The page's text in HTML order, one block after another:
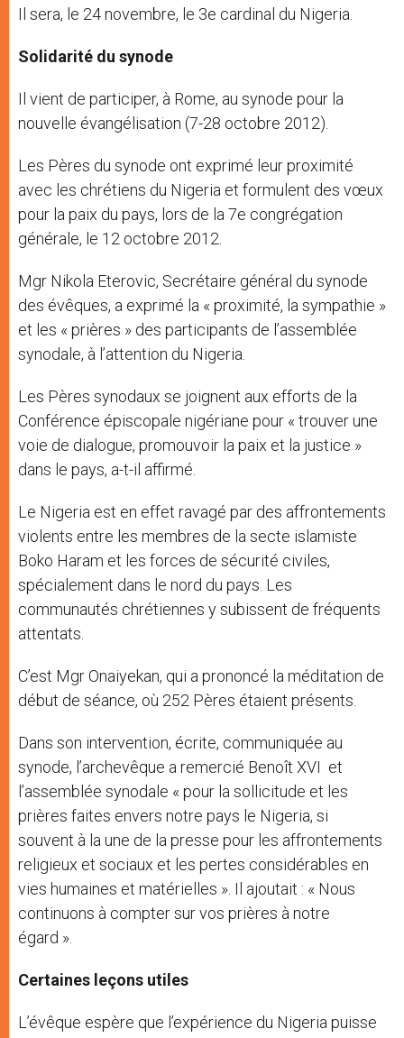
Il sera, le 24 novembre, le 3e cardinal du Nigeria.
Solidarité du synode
Il vient de participer, à Rome, au synode pour la
nouvelle évangélisation (7-28 octobre 2012).
Les Pères du synode ont exprimé leur proximité
avec les chrétiens du Nigeria et formulent des vœux
pour la paix du pays, lors de la 7e congrégation
générale, le 12 octobre 2012.
Mgr Nikola Eterovic, Secrétaire général du synode
des évêques, a exprimé la « proximité, la sympathie »
et les « prières » des participants de l’assemblée
synodale, à l’attention du Nigeria.
Les Pères synodaux se joignent aux efforts de la
Conférence épiscopale nigériane pour « trouver une
voie de dialogue, promouvoir la paix et la justice »
dans le pays, a-t-il affirmé.
Le Nigeria est en effet ravagé par des affrontements
violents entre les membres de la secte islamiste
Boko Haram et les forces de sécurité civiles,
spécialement dans le nord du pays. Les
communautés chrétiennes y subissent de fréquents
attentats.
C’est Mgr Onaiyekan, qui a prononcé la méditation de
début de séance, où 252 Pères étaient présents.
Dans son intervention, écrite, communiquée au
synode, l’archevêque a remercié Benoît XVI et
l’assemblée synodale « pour la sollicitude et les
prières faites envers notre pays le Nigeria, si
souvent à la une de la presse pour les affrontements
religieux et sociaux et les pertes considérables en
vies humaines et matérielles ». Il ajoutait : « Nous
continuons à compter sur vos prières à notre
égard ».
Certaines leçons utiles
L’évêque espère que l’expérience du Nigeria puisse